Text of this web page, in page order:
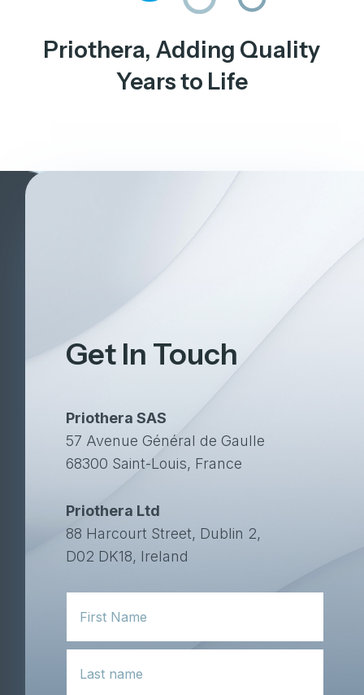
Priothera, Adding Quality
Years to Life
Get In Touch
Priothera SAS
57 Avenue Général de Gaulle
68300 Saint-Louis, France
Priothera Ltd
88 Harcourt Street, Dublin 2,
D02 DK18, Ireland